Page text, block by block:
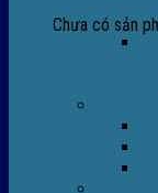
Chưa có sản